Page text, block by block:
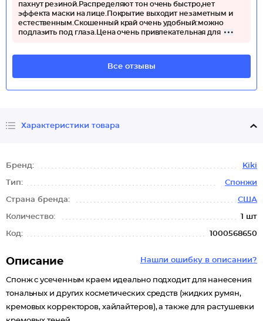
пахнут резиной.Распределяют тон очень быстро,нет
эффекта маски на лице.Покрытие выходит незаметным и
естественным.Скошенный край очень удобный:можно
подлазить под глаза.Цена очень привлекательная для
Все отзывы
Характеристики товара
Бренд: Kiki
Тип: Спонжи
Страна бренда: США
Количество: 1 шт
Код: 1000568650
Нашли ошибку в описании?
Описание
Спонж с усеченным краем идеально подходит для нанесения
тональных и других косметических средств (жидких румян,
кремовых корректоров, хайлайтеров), а также для растушевки